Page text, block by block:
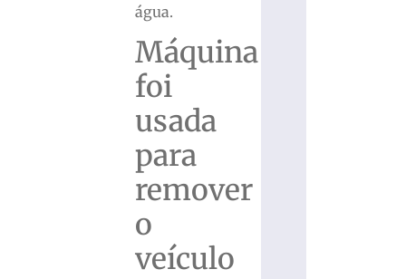
água.
Máquina
foi
usada
para
remover
o
veículo